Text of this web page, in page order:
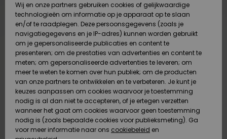
Schoenen &
Slippers
Surf /
Water
Snow
Nieuw
Schoenen &
Slippers
Surf /
Water
Sneeuw
Nieuw
Highlights
Snow
SURF
Highlights
Community
SNOW
Dames
Snow Shop
Highlights
Gemeenschap
SALE ON
SALE
VROUW
OUTLET
Regio- En
Taalinstellingen
Betaling
Giftcard
Quiksilver
Freedom
Gegevensbescherming
Wij en onze partners gebruiken cookies of gelijkwaardige
technologieën om informatie op je apparaat op te slaan
en/of te raadplegen. Deze persoonsgegevens (zoals je
navigatiegegevens en je IP-adres) kunnen worden gebruikt
om je gepersonaliseerde publicaties en content te
presenteren; om de prestaties van advertenties en content te
meten; om gepersonaliseerde advertenties te leveren; om
meer te weten te komen over hun publiek; om de producten
van onze partners te ontwikkelen en te verbeteren. Je kunt je
keuzes aanpassen om cookies waarvoor je toestemming
nodig is al dan niet te accepteren, of je ertegen verzetten
wanneer het gaat om cookies waarvoor geen toestemming
nodig is (zoals bepaalde cookies voor publieksmeting). Ga
voor meer informatie naar ons cookiebeleid en